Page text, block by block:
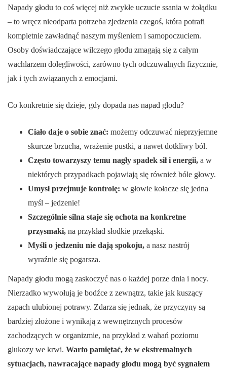
Napady głodu to coś więcej niż zwykłe uczucie ssania w żołądku
– to wręcz nieodparta potrzeba zjedzenia czegoś, która potrafi
kompletnie zawładnąć naszym myśleniem i samopoczuciem.
Osoby doświadczające wilczego głodu zmagają się z całym
wachlarzem dolegliwości, zarówno tych odczuwalnych fizycznie,
jak i tych związanych z emocjami.
Co konkretnie się dzieje, gdy dopada nas napad głodu?
Ciało daje o sobie znać: możemy odczuwać nieprzyjemne
skurcze brzucha, wrażenie pustki, a nawet dotkliwy ból.
Często towarzyszy temu nagły spadek sił i energii, a w
niektórych przypadkach pojawiają się również bóle głowy.
Umysł przejmuje kontrolę: w głowie kołacze się jedna
myśl – jedzenie!
Szczególnie silna staje się ochota na konkretne
przysmaki, na przykład słodkie przekąski.
Myśli o jedzeniu nie dają spokoju, a nasz nastrój
wyraźnie się pogarsza.
Napady głodu mogą zaskoczyć nas o każdej porze dnia i nocy.
Nierzadko wywołują je bodźce z zewnątrz, takie jak kuszący
zapach ulubionej potrawy. Zdarza się jednak, że przyczyny są
bardziej złożone i wynikają z wewnętrznych procesów
zachodzących w organizmie, na przykład z wahań poziomu
glukozy we krwi. Warto pamiętać, że w ekstremalnych
sytuacjach, nawracające napady głodu mogą być sygnałem